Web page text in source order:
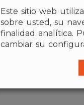
Este sitio web
sobre usted, su
finalidad analítica.
cambiar su